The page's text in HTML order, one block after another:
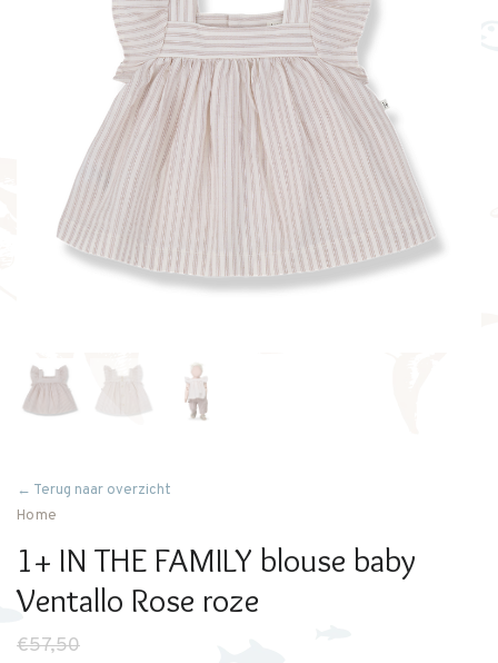
← Terug naar overzicht
Home
1+ IN THE FAMILY blouse baby
Ventallo Rose roze
€57,50